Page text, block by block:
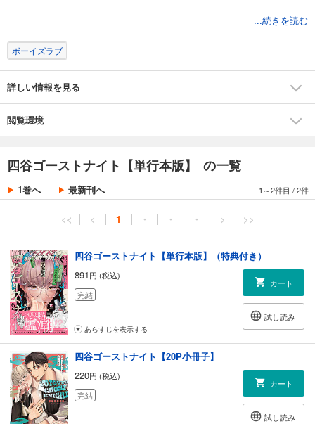
これはただの除霊！ ドキドキなんてしてない！！
なのになぜ、内斗に触られると
潮吹きバディがおくる
ハートフル汁だく(!?)エロコメ、
◆収録内容◆
「四谷ゴーストナイト」1～6話
単行本収録描き下ろし4P
特典（おまけ漫画1P）
※「特典（おまけ漫画1P）」は紙コミックスの応援書店にて配布されてい
...続きを読む
ボーイズラブ
詳しい情報を見る
閲覧環境
四谷ゴーストナイト【単行本版】 の一覧
1巻へ 最新刊へ 1～2件目 /2件
<< < 1 ・ ・ ・ > >>
四谷ゴーストナイト【単行本版】（特典付き）
891円 (税込)
完結
カート
試し読み
あらすじを表示する
四谷ゴーストナイト【20P小冊子】
220円 (税込)
完結
カート
試し読み